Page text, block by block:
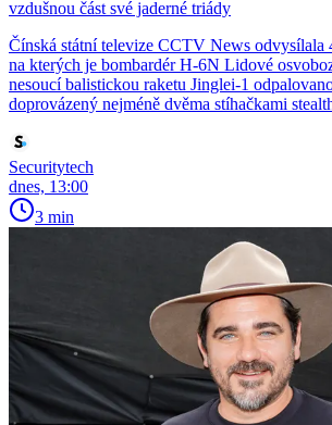
vzdušnou část své jaderné triády
Čínská státní televize CCTV News odvysílala
na kterých je bombardér H-6N Lidové
nesoucí balistickou raketu Jinglei-1
doprovázený nejméně dvěma stíhačkami
Securitytech
dnes, 13:00
3 min